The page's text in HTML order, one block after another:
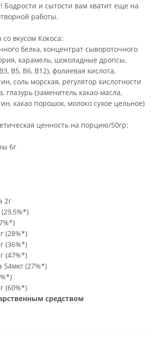
Бодрости и сытости вам хватит еще на
работы.
вкусом Кокоса:
белка, концентрат сывороточного
карамель, шоколадные дропсы,
В5, В6, В12), фолиевая кислота,
соль морская, регулятор кислотности
глазурь (заменитель какао-масла,
какао порошок, молоко сухое цельное)
ценность на порцию/50гр:
6г
2г
(28%*)
(36%*)
(47%*)
54мкг (27%*)
(60%*)
средством